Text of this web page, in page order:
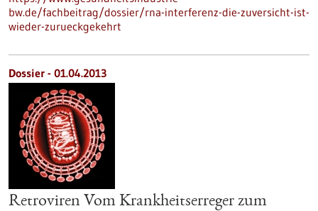
bw.de/fachbeitrag/dossier/rna-interferenz-die-zuversicht-ist-
wieder-zurueckgekehrt
Dossier - 01.04.2013
Retroviren Vom Krankheitserreger zum